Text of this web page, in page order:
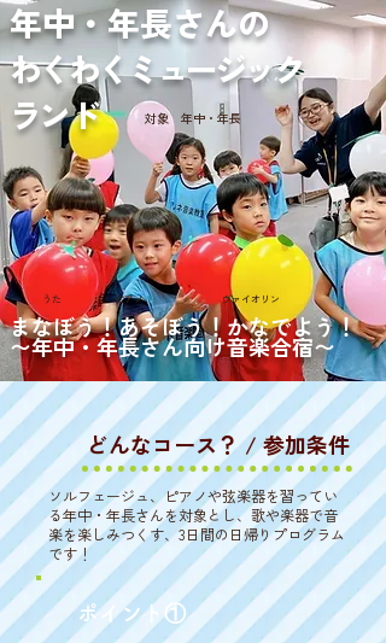
年中・年長さんの
わくわくミュージック
ランド
対象 年中・年長
うた ピアノ ヴァイオリン
まなぼう！あそぼう！かなでよう！
〜年中・年長さん向け音楽合宿〜
​どんなコース？ / 参加条件
ソルフェージュ、ピアノや弦楽器を習ってい
る年中・年長さんを対象とし、歌や楽器で音
楽を楽しみつくす、3日間の日帰りプログラム
です！
ポイント①